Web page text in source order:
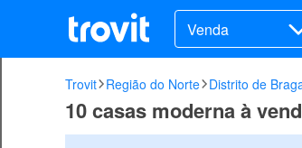
Venda
Trovit Região do Norte Distrito de
10 casas moderna à